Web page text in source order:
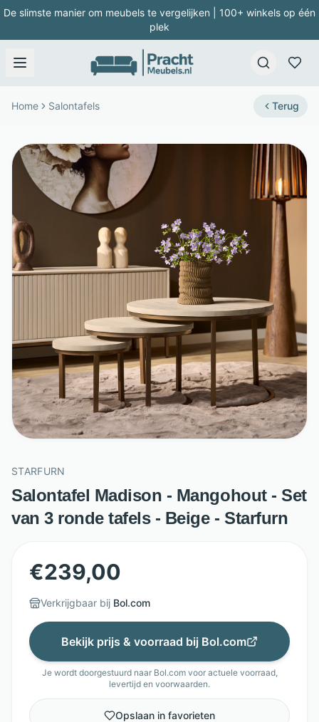
De slimste manier om meubels te vergelijken | 100+ winkels op één
plek
Home Salontafels Terug
STARFURN
Salontafel Madison - Mangohout - Set
van 3 ronde tafels - Beige - Starfurn
€239,00
Verkrijgbaar bij Bol.com
Bekijk prijs & voorraad bij Bol.com
Je wordt doorgestuurd naar Bol.comvoor actuele voorraad,
levertijd en voorwaarden.
Opslaan in favorieten